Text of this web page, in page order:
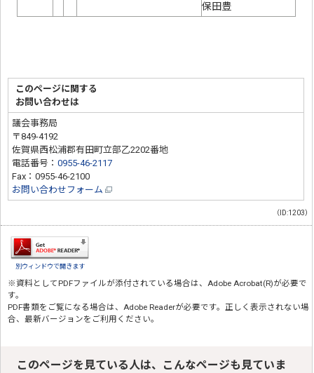
保田豊
このページに関する
お問い合わせは
議会事務局
〒849-4192
佐賀県西松浦郡有田町立部乙2202番地
電話番号：0955-46-2117
Fax：0955-46-2100
お問い合わせフォーム
（ID:1203）
別ウィンドウで開きます
※資料としてPDFファイルが添付されている場合は、 Adobe Acrobat(R)が必要で
す。
PDF書類をご覧になる場合は、 Adobe Readerが必要です。正しく表示されない場
合、最新バージョンをご利用ください。
このページを見ている人は、こんなページも見ていま